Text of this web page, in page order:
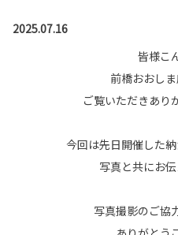
2025.07.16
皆様こ
前橋おおし
ご覧いただきあり
今回は先日開催した
写真と共にお
写真撮影のご協